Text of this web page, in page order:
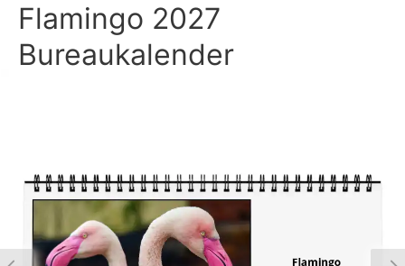
Flamingo 2027
Bureaukalender